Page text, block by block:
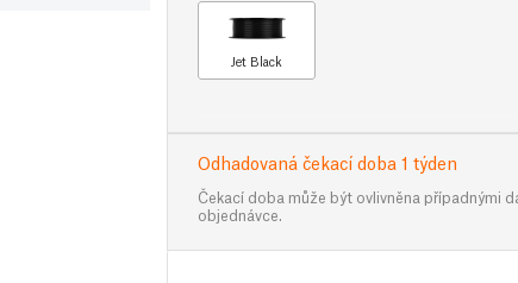
Jet Black
Odhadovaná čekací doba 1 týden
Čekací doba může být ovlivněna případnými
objednávce.